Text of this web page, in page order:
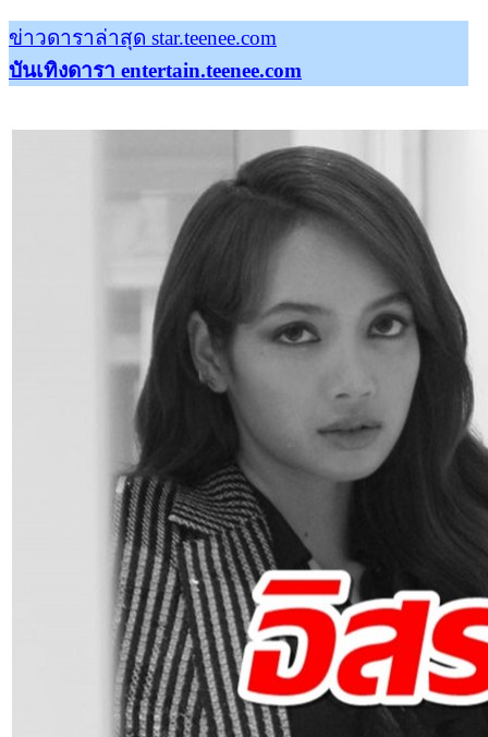
ข่าวดาราล่าสุด star.teenee.com
บันเทิงดารา entertain.teenee.com